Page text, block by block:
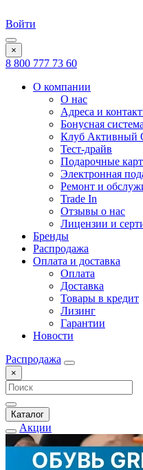
Войти
×
8 800 777 73 60
О компании
О нас
Адреса и
Бонусная система
Клуб Активный
Тест-драйв
Подарочные
Электронная
Ремонт и
Trade In
Отзывы о нас
Лицензии и
Бренды
Распродажа
Оплата и доставка
Оплата
Доставка
Товары в кредит
Лизинг
Гарантии
Новости
Распродажа
×
Каталог
Акции